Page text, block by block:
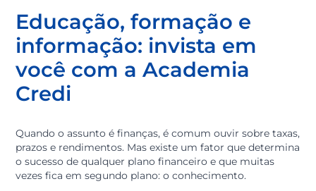
Publicado em 11/05/2026
Educação, formação e
informação: invista em
você com a Academia
Credi